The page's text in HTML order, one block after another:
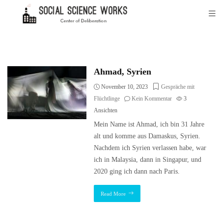
Ahmad, Syrien
November 10, 2023
Gespräche mit
Flüchtlinge
Kein Kommentar
3
Ansichten
Mein Name ist Ahmad, ich bin 31 Jahre
alt und komme aus Damaskus, Syrien.
Nachdem ich Syrien verlassen habe, war
ich in Malaysia, dann in Singapur, und
2020 ging ich dann nach Paris.
Read More